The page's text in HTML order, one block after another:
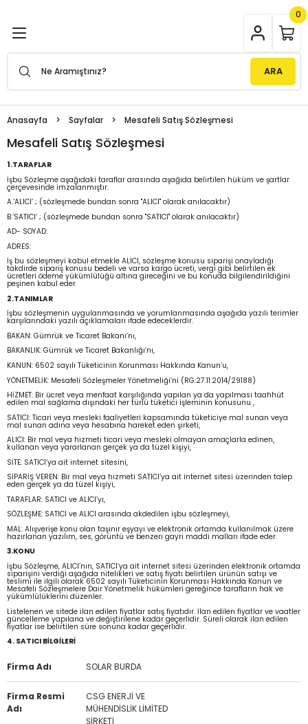
Power Inverterler
Tam Sinüs Inverterler
Wi-Fi Dongle
Su Isıtıcı
Cihazları
Aksesuarları
Direkleri
ARA
0
Anasayfa Sayfalar Mesafeli Satış Sözleşmesi
Mesafeli Satış Sözleşmesi
1.TARAFLAR
İşbu Sözleşme aşağıdaki taraflar arasında aşağıda belirtilen hüküm ve şartlar
çerçevesinde imzalanmıştır.
A.‘ALICI’ ; (sözleşmede bundan sonra "ALICI" olarak anılacaktır)
B.‘SATICI’ ; (sözleşmede bundan sonra "SATICI" olarak anılacaktır)
AD- SOYAD:
ADRES:
İş bu sözleşmeyi kabul etmekle ALICI, sözleşme konusu siparişi onayladığı
takdirde sipariş konusu bedeli ve varsa kargo ücreti, vergi gibi belirtilen ek
ücretleri ödeme yükümlülüğü altına gireceğini ve bu konuda bilgilendirildiğini
peşinen kabul eder.
2.TANIMLAR
İşbu sözleşmenin uygulanmasında ve yorumlanmasında aşağıda yazılı terimler
karşılarındaki yazılı açıklamaları ifade edeceklerdir.
BAKAN: Gümrük ve Ticaret Bakanı’nı,
BAKANLIK: Gümrük ve Ticaret Bakanlığı’nı,
KANUN: 6502 sayılı Tüketicinin Korunması Hakkında Kanun’u,
YÖNETMELİK: Mesafeli Sözleşmeler Yönetmeliği’ni (RG:27.11.2014/29188)
HİZMET: Bir ücret veya menfaat karşılığında yapılan ya da yapılması taahhüt
edilen mal sağlama dışındaki her türlü tüketici işleminin konusunu ,
SATICI: Ticari veya mesleki faaliyetleri kapsamında tüketiciye mal sunan veya
mal sunan adına veya hesabına hareket eden şirketi,
ALICI: Bir mal veya hizmeti ticari veya mesleki olmayan amaçlarla edinen,
kullanan veya yararlanan gerçek ya da tüzel kişiyi,
SİTE: SATICI’ya ait internet sitesini,
SİPARİŞ VEREN: Bir mal veya hizmeti SATICI’ya ait internet sitesi üzerinden talep
eden gerçek ya da tüzel kişiyi,
TARAFLAR: SATICI ve ALICI’yı,
SÖZLEŞME: SATICI ve ALICI arasında akdedilen işbu sözleşmeyi,
MAL: Alışverişe konu olan taşınır eşyayı ve elektronik ortamda kullanılmak üzere
hazırlanan yazılım, ses, görüntü ve benzeri gayri maddi malları ifade eder.
3.KONU
İşbu Sözleşme, ALICI’nın, SATICI’ya ait internet sitesi üzerinden elektronik ortamda
siparişini verdiği aşağıda nitelikleri ve satış fiyatı belirtilen ürünün satışı ve
teslimi ile ilgili olarak 6502 sayılı Tüketicinin Korunması Hakkında Kanun ve
Mesafeli Sözleşmelere Dair Yönetmelik hükümleri gereğince tarafların hak ve
yükümlülüklerini düzenler.
Listelenen ve sitede ilan edilen fiyatlar satış fiyatıdır. İlan edilen fiyatlar ve vaatler
güncelleme yapılana ve değiştirilene kadar geçerlidir. Süreli olarak ilan edilen
fiyatlar ise belirtilen süre sonuna kadar geçerlidir.
4. SATICI BİLGİLERİ
Firma Adı SOLAR BURDA
Firma Resmi
Adı
CSG ENERJİ VE
MÜHENDİSLİK LİMİTED
ŞİRKETİ